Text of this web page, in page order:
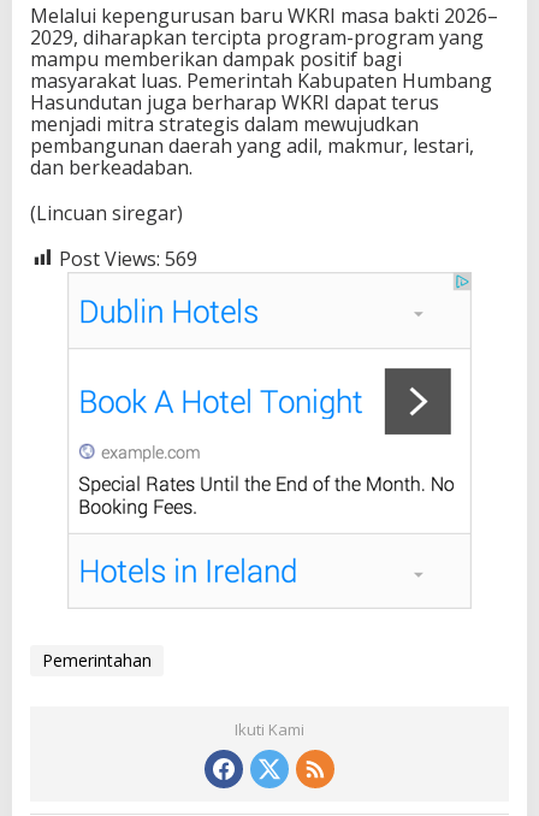
Melalui kepengurusan baru WKRI masa bakti 2026–
2029, diharapkan tercipta program-program yang
mampu memberikan dampak positif bagi
masyarakat luas. Pemerintah Kabupaten Humbang
Hasundutan juga berharap WKRI dapat terus
menjadi mitra strategis dalam mewujudkan
pembangunan daerah yang adil, makmur, lestari,
dan berkeadaban.
(Lincuan siregar)
Post Views: 569
Pemerintahan
Ikuti Kami